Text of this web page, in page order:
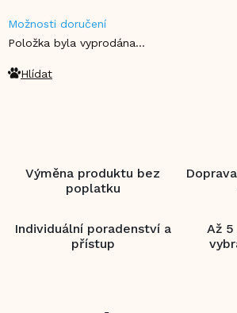
cena:
Možnosti doručení
Položka byla vyprodána…
Hlídat
Výměna produktu bez
poplatku
Individuální poradenství a
přístup
Až